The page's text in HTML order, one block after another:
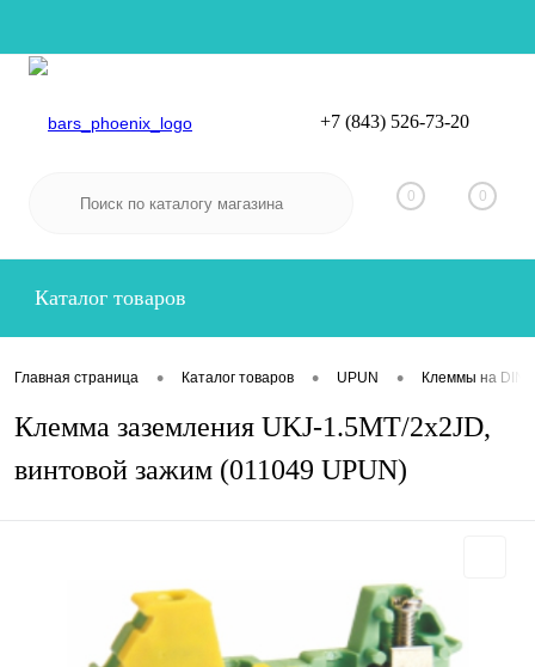
Вход
+7 (843) 526-73-20
0 0
Каталог товаров
Главная страница • Каталог товаров • UPUN • Клеммы на DIN-
Клемма заземления UKJ-1.5MT/2x2JD,
винтовой зажим (011049 UPUN)